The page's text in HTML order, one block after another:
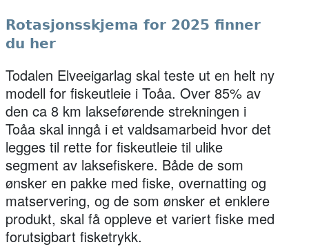
Rotasjonsskjema for 2025 finner
du her
Todalen Elveeigarlag skal teste ut en helt ny
modell for fiskeutleie i Toåa. Over 85% av
den ca 8 km lakseførende strekningen i
Toåa skal inngå i et valdsamarbeid hvor det
legges til rette for fiskeutleie til ulike
segment av laksefiskere. Både de som
ønsker en pakke med fiske, overnatting og
matservering, og de som ønsker et enklere
produkt, skal få oppleve et variert fiske med
forutsigbart fisketrykk.